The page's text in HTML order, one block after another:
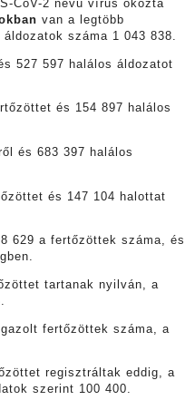
CoV-2 nevű vírus okozta
van a legtöbb
száma 1 043 838.
527 597 halálos áldozatot
és 154 897 halálos
és 683 397 halálos
és 147 104 halottat
629 a fertőzöttek száma, és
tartanak nyilván, a
fertőzöttek száma, a
regisztráltak eddig, a
szerint 100 400.